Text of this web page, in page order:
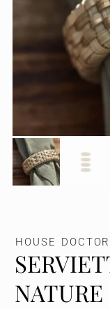
HOUSE DOCTOR
NATURE